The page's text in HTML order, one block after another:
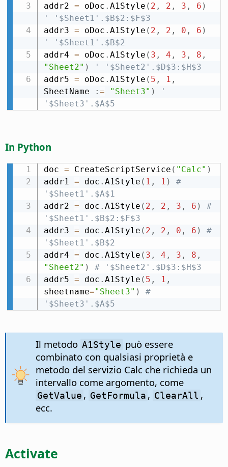
addr2 = oDoc . A1Style ( 2 , 2 , 3 , 6 )
' '$Sheet1'.$B$2:$F$3
addr3 = oDoc . A1Style ( 2 , 2 , 0 , 6 )
' '$Sheet1'.$B$2
addr4 = oDoc . A1Style ( 3 , 4 , 3 , 8 ,
"Sheet2" )
' '$Sheet2'.$D$3:$H$3
addr5 = oDoc . A1Style ( 5 , 1 ,
SheetName
: = "Sheet3" )
'
'$Sheet3'.$A$5
In Python
doc = CreateScriptService ( "Calc" )
addr1 = doc . A1Style ( 1 , 1 )
#
'$Sheet1'.$A$1
addr2 = doc . A1Style ( 2 , 2 , 3 , 6 )
#
'$Sheet1'.$B$2:$F$3
addr3 = doc . A1Style ( 2 , 2 , 0 , 6 )
#
'$Sheet1'.$B$2
addr4 = doc . A1Style ( 3 , 4 , 3 , 8 ,
"Sheet2" )
# '$Sheet2'.$D$3:$H$3
addr5 = doc . A1Style ( 5 , 1 ,
sheetname="Sheet3" )
#
'$Sheet3'.$A$5
Il metodo A1Style può essere
combinato con qualsiasi proprietà e
metodo del servizio Calc che richieda un
intervallo come argomento, come
GetValue , GetFormula , ClearAll ,
ecc.
Activate